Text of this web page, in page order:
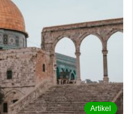
Artikel